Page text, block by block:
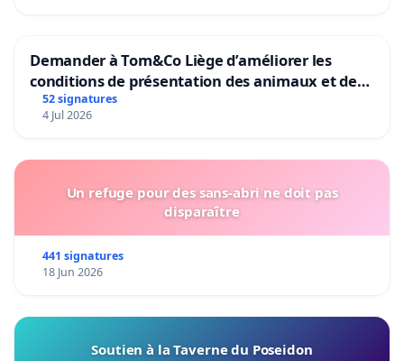
Demander à Tom&Co Liège d’améliorer les
conditions de présentation des animaux et de
mettre fin à la vente d’animaux en magasin
52 signatures
4 Jul 2026
Un refuge pour des sans-abri ne doit pas
disparaître
441 signatures
18 Jun 2026
Soutien à la Taverne du Poseidon